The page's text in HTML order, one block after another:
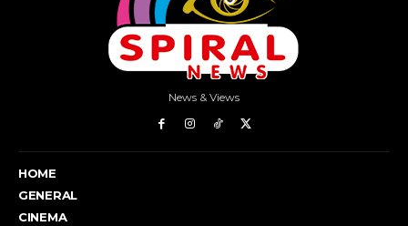
News & Views
HOME
GENERAL
CINEMA